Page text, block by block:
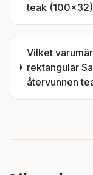
teak (100x32)
Vilket
rektangulär
återvunnen